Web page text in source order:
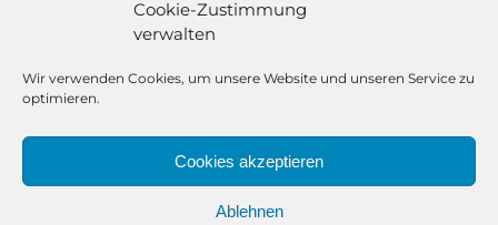
Cookie-Zustimmung
verwalten
Wir verwenden Cookies, um unsere Website und unseren Service zu
optimieren.
Cookies akzeptieren
Ablehnen